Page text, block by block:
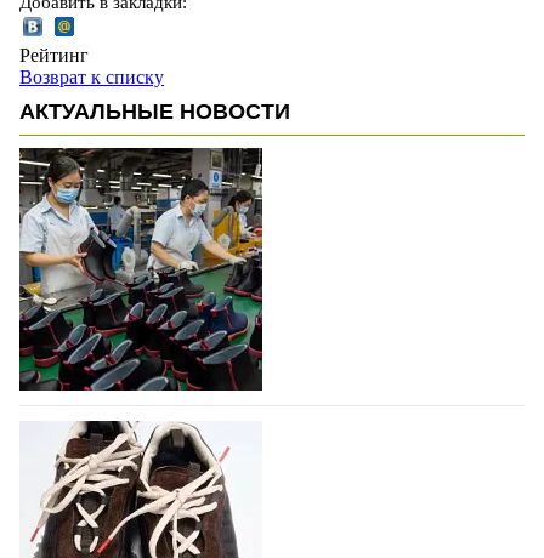
Рейтинг
Возврат к списку
АКТУАЛЬНЫЕ НОВОСТИ
Объем мирового производства обуви в
2025 году практически не увеличился
В 2025 году мировое производство обуви